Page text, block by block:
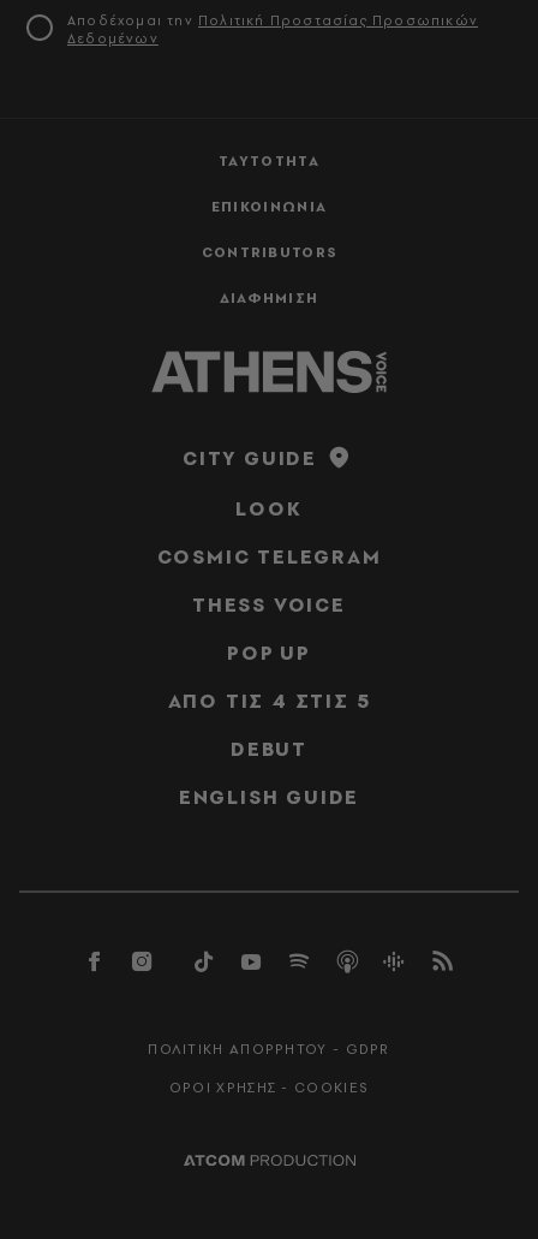
ΤΑΥΤΟΤΗΤΑ
ΕΠΙΚΟΙΝΩΝΙΑ
CONTRIBUTORS
ΔΙΑΦΗΜΙΣΗ
Αποδέχομαι την Πολιτική Προστασίας Προσωπικών
Δεδομένων
CITY GUIDE
LOOK
COSMIC TELEGRAM
THESS VOICE
POP UP
ΑΠΟ ΤΙΣ 4 ΣΤΙΣ 5
DEBUT
ENGLISH GUIDE
ΠΟΛΙΤΙΚΗ ΑΠΟΡΡΗΤΟΥ - GDPR
ΟΡΟΙ ΧΡΗΣΗΣ - COOKIES